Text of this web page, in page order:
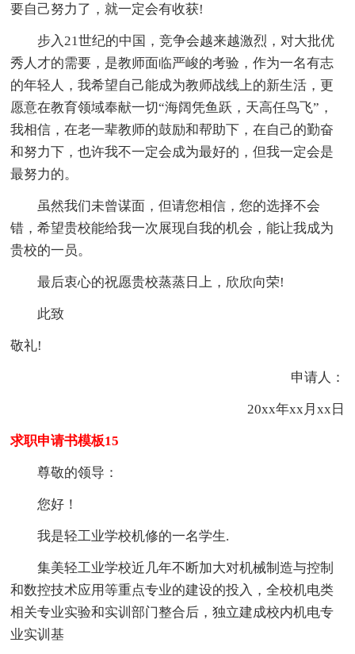
要自己努力了，就一定会有收获!
步入21世纪的中国，竞争会越来越激烈，对大批优
秀人才的需要，是教师面临严峻的考验，作为一名有志
的年轻人，我希望自己能成为教师战线上的新生活，更
愿意在教育领域奉献一切“海阔凭鱼跃，天高任鸟飞”，
我相信，在老一辈教师的鼓励和帮助下，在自己的勤奋
和努力下，也许我不一定会成为最好的，但我一定会是
最努力的。
虽然我们未曾谋面，但请您相信，您的选择不会
错，希望贵校能给我一次展现自我的机会，能让我成为
贵校的一员。
最后衷心的祝愿贵校蒸蒸日上，欣欣向荣!
此致
敬礼!
申请人：
20xx年xx月xx日
求职申请书模板15
尊敬的领导：
您好！
我是轻工业学校机修的一名学生.
集美轻工业学校近几年不断加大对机械制造与控制
和数控技术应用等重点专业的建设的投入，全校机电类
相关专业实验和实训部门整合后，独立建成校内机电专
业实训基